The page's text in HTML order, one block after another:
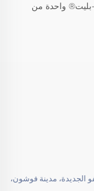
أصبحت هارد-بليت® واحدة من
الجديدة، مدينة فوشون،